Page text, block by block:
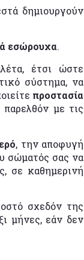
δημιουργούν
εσώρουχα.
έτσι ώστε
σύστημα, να
προστασία
με τις
, την αποφυγή
σώματός σας να
σε καθημερινή
σχεδόν της
μήνες, εάν δεν